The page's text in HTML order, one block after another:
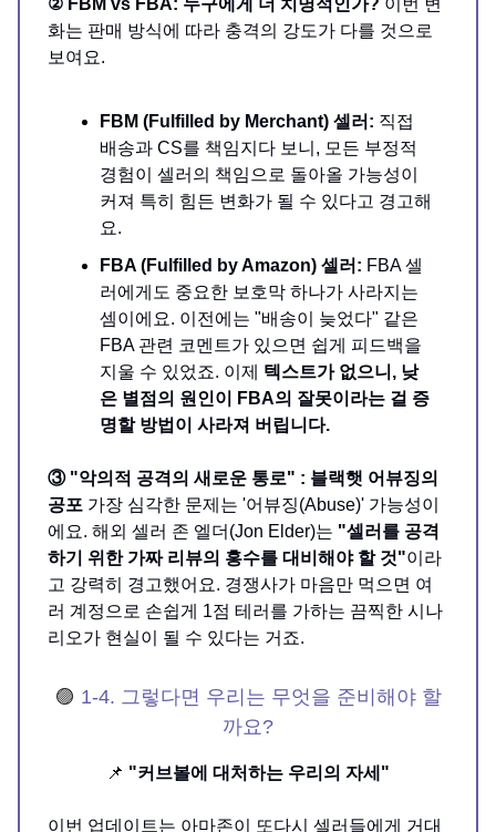
화는 판매 방식에 따라 충격의 강도가 다를 것으로
보여요.
FBM (Fulfilled by Merchant) 셀러: 직접
배송과 CS를 책임지다 보니, 모든 부정적
경험이 셀러의 책임으로 돌아올 가능성이
커져 특히 힘든 변화가 될 수 있다고 경고해
요.
FBA (Fulfilled by Amazon) 셀러: FBA 셀
러에게도 중요한 보호막 하나가 사라지는
셈이에요. 이전에는 "배송이 늦었다" 같은
FBA 관련 코멘트가 있으면 쉽게 피드백을
지울 수 있었죠. 이제 텍스트가 없으니, 낮
은 별점의 원인이 FBA의 잘못이라는 걸 증
명할 방법이 사라져 버립니다.
③ "악의적 공격의 새로운 통로" : 블랙햇 어뷰징의
공포 가장 심각한 문제는 '어뷰징(Abuse)' 가능성이
에요. 해외 셀러 존 엘더(Jon Elder)는 "셀러를 공격
하기 위한 가짜 리뷰의 홍수를 대비해야 할 것"이라
고 강력히 경고했어요. 경쟁사가 마음만 먹으면 여
러 계정으로 손쉽게 1점 테러를 가하는 끔찍한 시나
리오가 현실이 될 수 있다는 거죠.
🟣 1-4. 그렇다면 우리는 무엇을 준비해야 할
까요?
📌 "커브볼에 대처하는 우리의 자세"
이번 업데이트는 아마존이 또다시 셀러들에게 거대